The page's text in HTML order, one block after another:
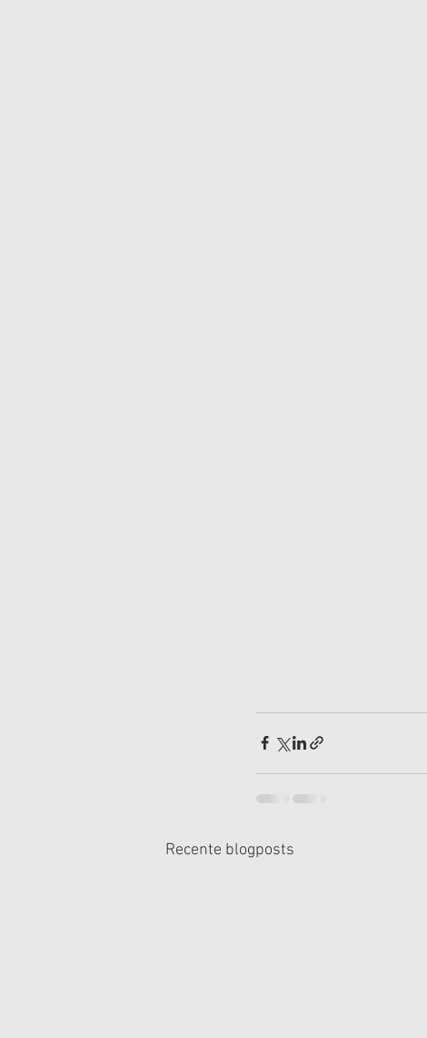
Recente blogposts